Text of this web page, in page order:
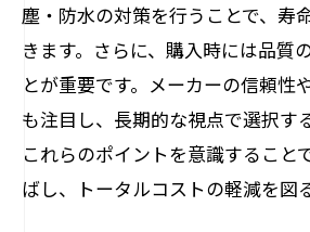
塵・防水の対策を行うことで、寿
きます。さらに、購入時には品質
とが重要です。メーカーの信頼性
も注目し、長期的な視点で選択す
これらのポイントを意識すること
ばし、トータルコストの軽減を図